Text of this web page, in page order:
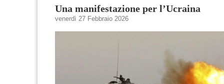
Una manifestazione per l’Ucraina
venerdì 27 Febbraio 2026